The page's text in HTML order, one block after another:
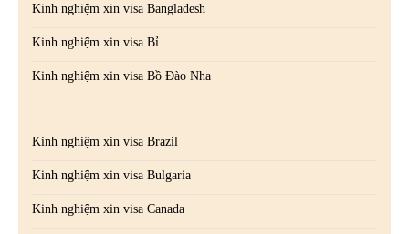
Kinh nghiệm xin visa Bangladesh
Kinh nghiệm xin visa Bỉ
Kinh nghiệm xin visa Bồ Đào Nha
Kinh nghiệm xin visa Brazil
Kinh nghiệm xin visa Bulgaria
Kinh nghiệm xin visa Canada